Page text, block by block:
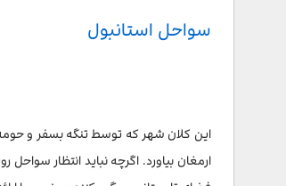
ساحل Caddebostan
جزیره هیبلی آدا | Heybeli Ada
سواحل استانبول
این کلان شهر که توسط تنگه بسفر و
ارمغان بیاورد. اگرچه نباید انتظار